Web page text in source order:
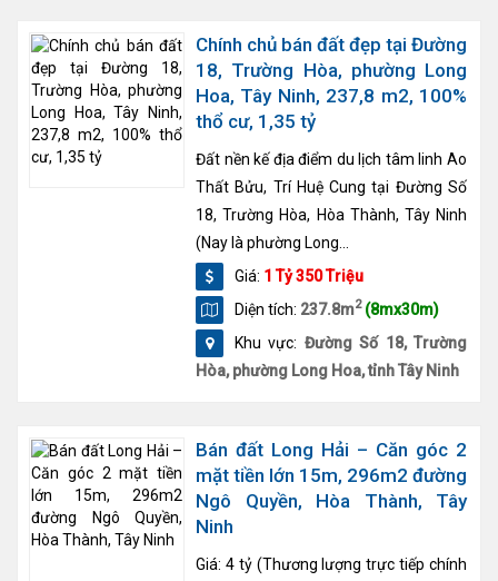
Chính chủ bán đất đẹp tại Đường
18, Trường Hòa, phường Long
Hoa, Tây Ninh, 237,8 m2, 100%
thổ cư, 1,35 tỷ
Đất nền kế địa điểm du lịch tâm linh Ao
Thất Bửu, Trí Huệ Cung tại Đường Số
18, Trường Hòa, Hòa Thành, Tây Ninh
(Nay là phường Long...
Giá: 1 Tỷ 350 Triệu
Diện tích: 237.8m2 (8mx30m)
Khu vực: Đường Số 18, Trường
Hòa, phường Long Hoa, tỉnh Tây Ninh
Bán đất Long Hải – Căn góc 2
mặt tiền lớn 15m, 296m2 đường
Ngô Quyền, Hòa Thành, Tây
Ninh
Giá: 4 tỷ (Thương lượng trực tiếp chính